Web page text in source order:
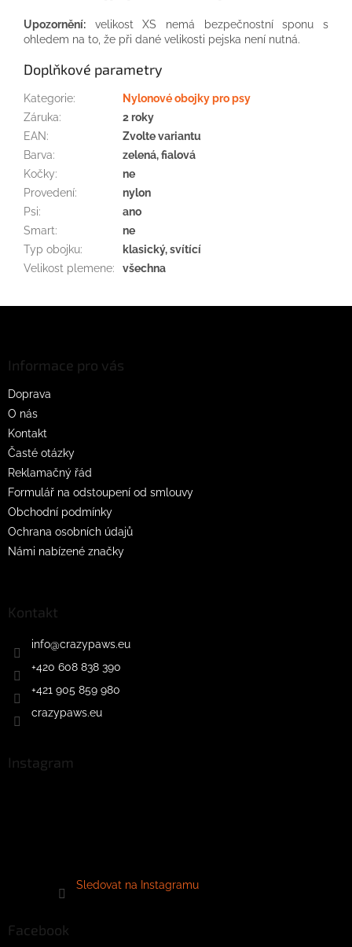
Upozornění: velikost XS nemá bezpečnostní sponu s
ohledem na to, že při dané velikosti pejska není nutná.
Doplňkové parametry
Kategorie:
Nylonové obojky pro psy
Záruka:
2 roky
EAN:
Zvolte variantu
Barva:
zelená, fialová
Kočky:
ne
Provedení:
nylon
Psi:
ano
Smart:
ne
Typ obojku:
klasický, svítící
Velikost plemene: všechna
Informace pro vás
Doprava
O nás
Kontakt
Časté otázky
Reklamačný řád
Formulář na odstoupení od smlouvy
Obchodní podmínky
Ochrana osobních údajů
Námi nabízené značky
Kontakt
info@crazypaws.eu
+420 608 838 390
+421 905 859 980
crazypaws.eu
Instagram
Sledovat na Instagramu
Facebook